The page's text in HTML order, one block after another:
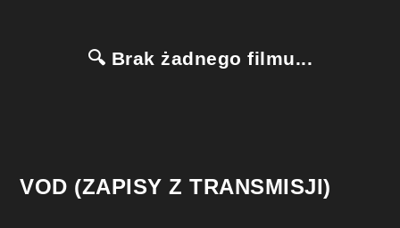
🔍 Brak żadnego filmu...
VOD (ZAPISY Z TRANSMISJI)